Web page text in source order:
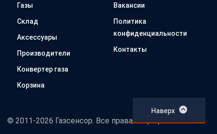
Газы
Склад
Аксессуары
Производители
Конвертер газа
Корзина
Вакансии
Политика
конфиденциальности
Контакты
© 2011-2026 Газсенсор. Все права защищены
Наверх